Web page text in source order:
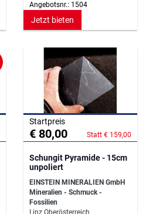
Angebotsnr.: 1504
Jetzt bieten
Startpreis
€ 80,00 Statt € 159,00
Schungit Pyramide - 15cm
unpoliert
EINSTEIN MINERALIEN GmbH
Mineralien - Schmuck -
Fossilien
Linz Oberösterreich